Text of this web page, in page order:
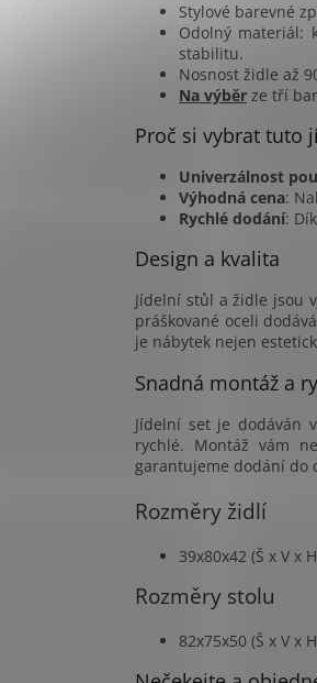
Stylové barevné
Odolný materiál:
stabilitu.
Nosnost židle až
Na výběr ze tří
Proč si vybrat tuto
Univerzálnost
Výhodná cena:
Rychlé dodání:
Design a kvalita
Jídelní stůl a židle jsou
práškované oceli
je nábytek nejen
Snadná montáž a
Jídelní set je dodáván
rychlé. Montáž vám
garantujeme dodání do
Rozměry židlí
39x80x42 (Š x V x
Rozměry stolu
82x75x50 (Š x V x